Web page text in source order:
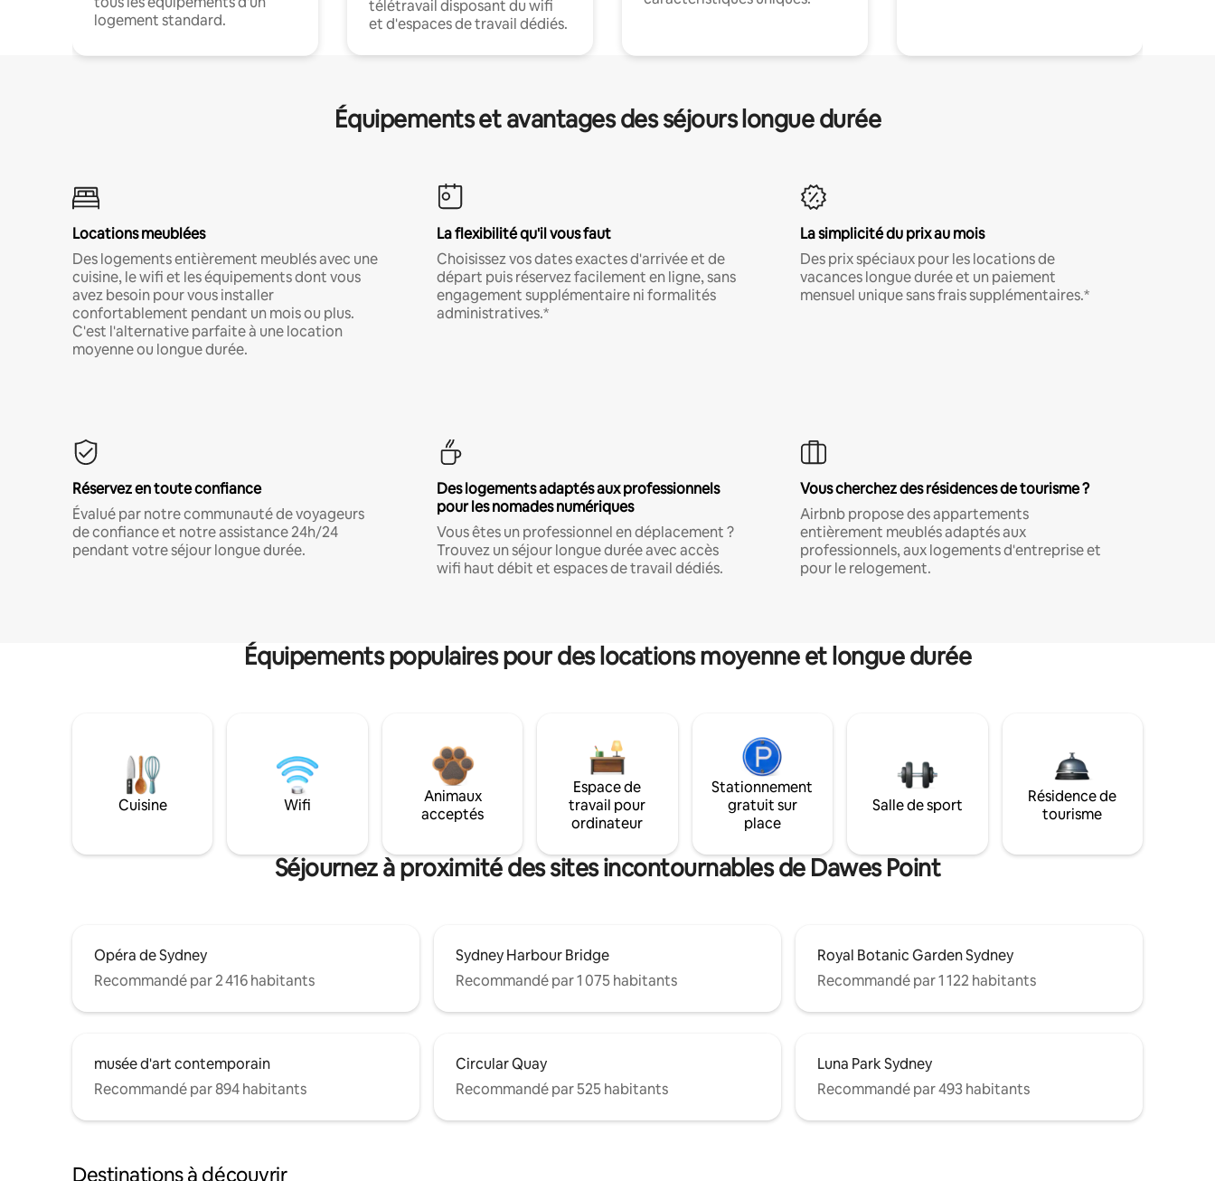
logement standard.
télétravail disposant du wifi
et d'espaces de travail dédiés.
Équipements et avantages des séjours longue durée
Locations meublées
Des logements entièrement meublés avec une
cuisine, le wifi et les équipements dont vous
avez besoin pour vous installer
confortablement pendant un mois ou plus.
C'est l'alternative parfaite à une location
moyenne ou longue durée.
La flexibilité qu'il vous faut
Choisissez vos dates exactes d'arrivée et de
départ puis réservez facilement en ligne, sans
engagement supplémentaire ni formalités
administratives.*
La simplicité du prix au mois
Des prix spéciaux pour les locations de
vacances longue durée et un paiement
mensuel unique sans frais supplémentaires.*
Réservez en toute confiance
Évalué par notre communauté de voyageurs
de confiance et notre assistance 24h/24
pendant votre séjour longue durée.
Des logements adaptés aux professionnels
pour les nomades numériques
Vous êtes un professionnel en déplacement ?
Trouvez un séjour longue durée avec accès
wifi haut débit et espaces de travail dédiés.
Vous cherchez des résidences de tourisme ?
Airbnb propose des appartements
entièrement meublés adaptés aux
professionnels, aux logements d'entreprise et
pour le relogement.
Équipements populaires pour des locations moyenne et longue durée
Cuisine Wifi
Animaux
acceptés
Espace de
travail pour
ordinateur
Stationnement
gratuit sur
place
Salle de sport
Résidence de
tourisme
Séjournez à proximité des sites incontournables de Dawes Point
Opéra de Sydney
Recommandé par 2 416 habitants
Sydney Harbour Bridge
Recommandé par 1 075 habitants
Royal Botanic Garden Sydney
Recommandé par 1 122 habitants
musée d'art contemporain
Recommandé par 894 habitants
Circular Quay
Recommandé par 525 habitants
Luna Park Sydney
Recommandé par 493 habitants
Destinations à découvrir